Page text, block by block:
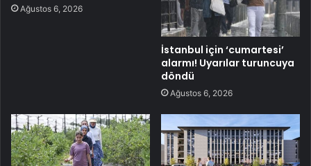
Ağustos 6, 2026
İstanbul için ‘cumartesi’
alarmı! Uyarılar turuncuya
döndü
Ağustos 6, 2026